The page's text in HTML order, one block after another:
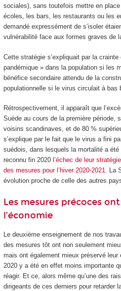
sociales), sans toutefois mettre en
écoles, les bars, les restaurants ou les
demandé expressément de s’isoler
vulnérabilité face aux formes graves de
Cette stratégie s’expliquait par la crainte
pandémique » dans la population si les
bénéfice secondaire attendu de la
populationnelle si le virus circulait à bas
Rétrospectivement, il apparaît que
Suède au cours de la première période,
voisins scandinaves, et de 80 %
s’explique par le fait que le virus a fini
suédois, dans lesquels la mortalité a
reconnu fin 2020 l’échec de leur
des mesures pour l’hiver 2020-2021. La
évolution proche de celle des autres
Les mesures précoces
l’économie
Le deuxième enseignement de nos
des mesures tôt ont non seulement
mais ont également mieux préservé
2020 y a été en effet moins importante
réagir. Et ce, alors même qu’une des
dirigeants de ces derniers pour retarder